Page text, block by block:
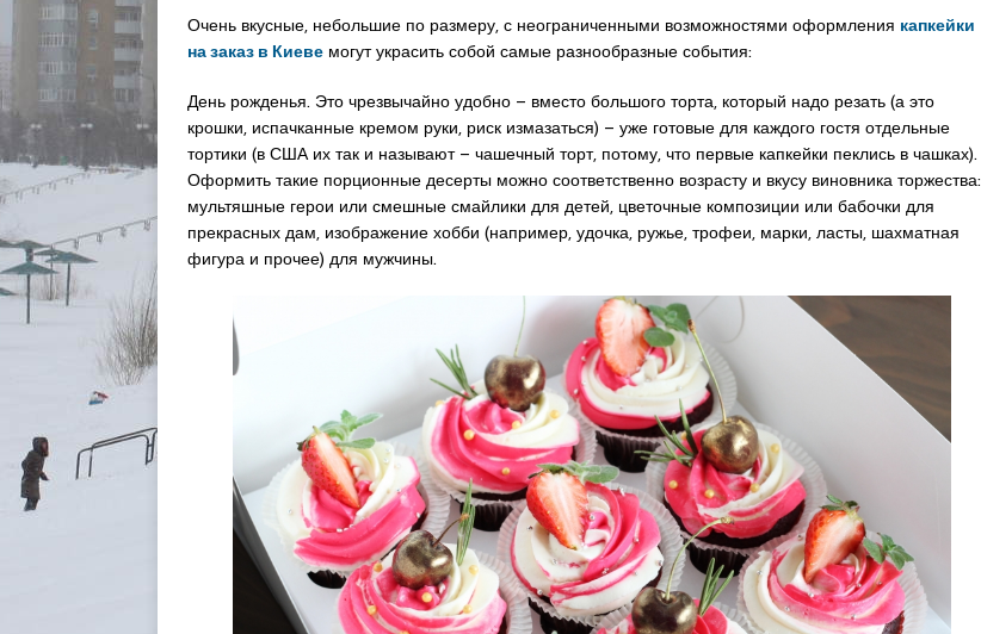
Очень вкусные, небольшие по размеру, с неограниченными возможностями оформления капкейки
на заказ в Киеве могут украсить собой самые разнообразные события:
День рожденья. Это чрезвычайно удобно – вместо большого торта, который надо резать (а это
крошки, испачканные кремом руки, риск измазаться) – уже готовые для каждого гостя отдельные
тортики (в США их так и называют – чашечный торт, потому, что первые капкейки пеклись в чашках).
Оформить такие порционные десерты можно соответственно возрасту и вкусу виновника торжества:
мультяшные герои или смешные смайлики для детей, цветочные композиции или бабочки для
прекрасных дам, изображение хобби (например, удочка, ружье, трофеи, марки, ласты, шахматная
фигура и прочее) для мужчины.